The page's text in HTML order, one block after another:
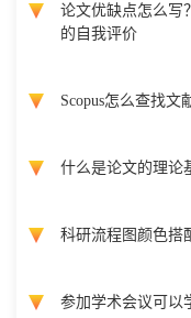
论文优缺点怎么写
的自我评价
Scopus怎么查找
什么是论文的理论
科研流程图颜色搭
参加学术会议可以